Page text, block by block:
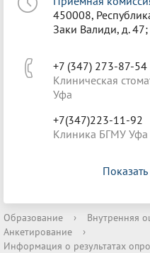
450008,
Заки Валиди, д.
+7 (347) 273-87-54
Клиническая
Уфа
+7(347)223-11-92
Клиника БГМУ Уфа
Образование › Внутренняя
Анкетирование
›
Информация о результатах